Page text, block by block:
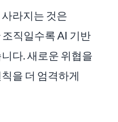
라지는 것은
직일수록 AI 기반
다. 새로운 위협을
을 더 엄격하게